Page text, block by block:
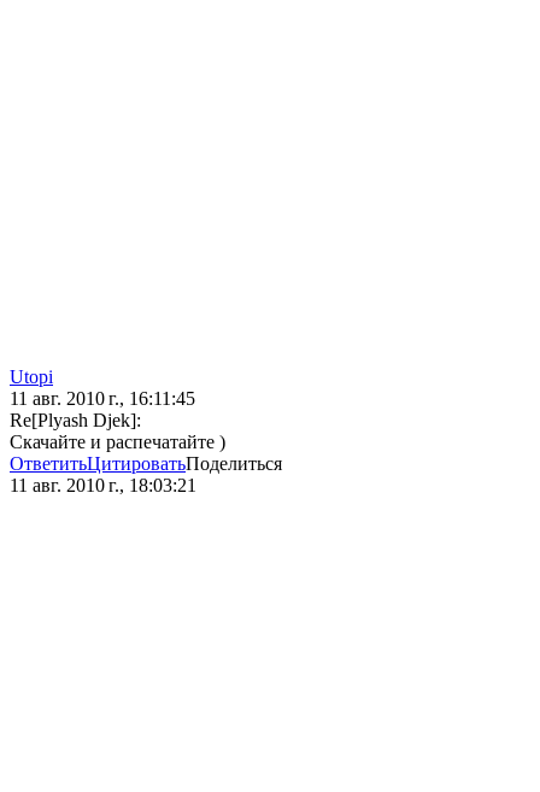
Utopi
11 авг. 2010 г., 16:11:45
Re[Plyash Djek]:
Скачайте и распечатайте )
ОтветитьЦитироватьПоделиться
11 авг. 2010 г., 18:03:21